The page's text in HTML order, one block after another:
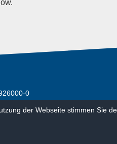
0
der Webseite stimmen Sie